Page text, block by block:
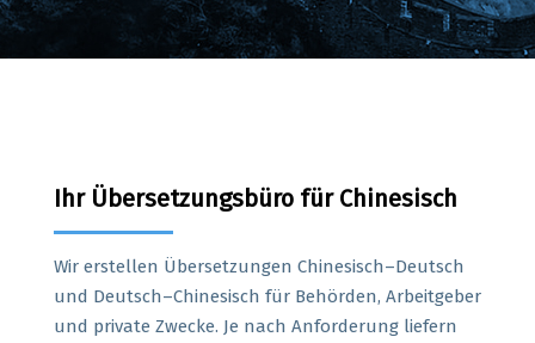
Ihr Übersetzungsbüro für Chinesisch
Wir erstellen Übersetzungen Chinesisch–Deutsch
und Deutsch–Chinesisch für Behörden, Arbeitgeber
und private Zwecke. Je nach Anforderung liefern